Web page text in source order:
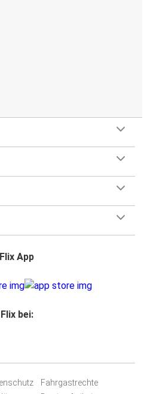
Flix App
Flix bei:
Fahrgastrechte